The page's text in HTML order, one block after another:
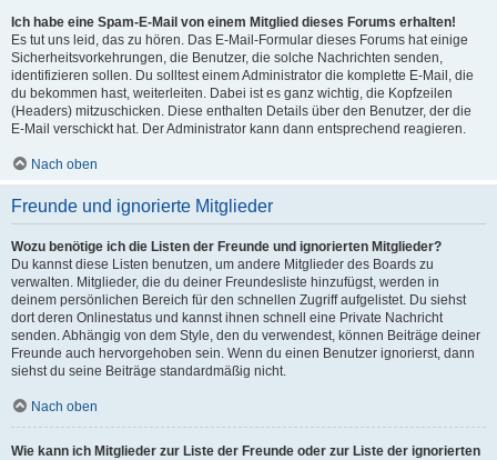
Ich habe eine Spam-E-Mail von einem Mitglied dieses Forums erhalten!
Es tut uns leid, das zu hören. Das E-Mail-Formular dieses Forums hat einige
Sicherheitsvorkehrungen, die Benutzer, die solche Nachrichten senden,
identifizieren sollen. Du solltest einem Administrator die komplette E-Mail, die
du bekommen hast, weiterleiten. Dabei ist es ganz wichtig, die Kopfzeilen
(Headers) mitzuschicken. Diese enthalten Details über den Benutzer, der die
E-Mail verschickt hat. Der Administrator kann dann entsprechend reagieren.
Nach oben
Freunde und ignorierte Mitglieder
Wozu benötige ich die Listen der Freunde und ignorierten Mitglieder?
Du kannst diese Listen benutzen, um andere Mitglieder des Boards zu
verwalten. Mitglieder, die du deiner Freundesliste hinzufügst, werden in
deinem persönlichen Bereich für den schnellen Zugriff aufgelistet. Du siehst
dort deren Onlinestatus und kannst ihnen schnell eine Private Nachricht
senden. Abhängig von dem Style, den du verwendest, können Beiträge deiner
Freunde auch hervorgehoben sein. Wenn du einen Benutzer ignorierst, dann
siehst du seine Beiträge standardmäßig nicht.
Nach oben
Wie kann ich Mitglieder zur Liste der Freunde oder zur Liste der ignorierten